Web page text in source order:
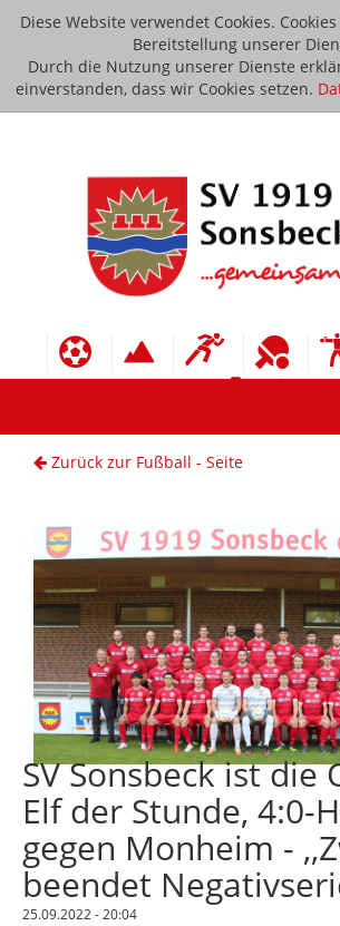
Diese Website verwendet Cookies.
Bereitstellung unserer
Durch die Nutzung unserer Dienste
einverstanden, dass wir Cookies setzen.
Zurück zur Fußball - Seite
SV Sonsbeck ist die
Elf der Stunde, 4:0-
gegen Monheim -
beendet
25.09.2022 - 20:04